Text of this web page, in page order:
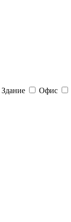
Здание Офис